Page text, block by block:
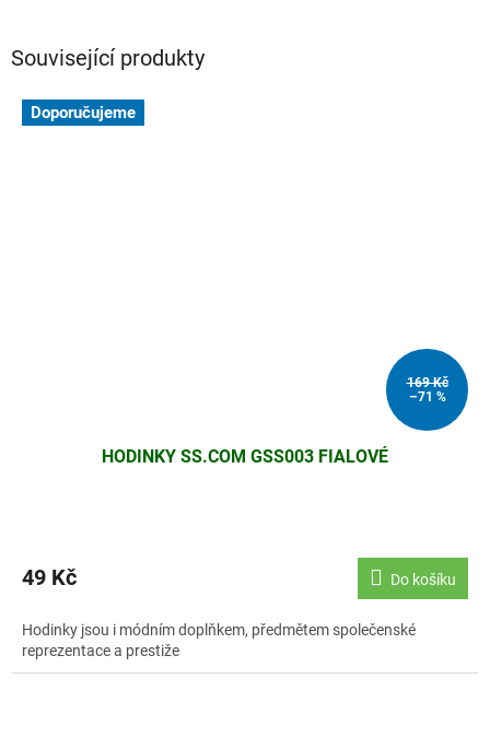
Související produkty
Doporučujeme
169 Kč
–71 %
HODINKY SS.COM GSS003 FIALOVÉ
49 Kč Do košíku
Hodinky jsou i módním doplňkem, předmětem společenské
reprezentace a prestiže